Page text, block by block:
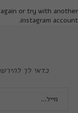
or try with another
instagram account.
כדאי לך